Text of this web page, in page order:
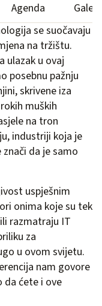
Agenda
se suočavaju
na tržištu.
ulazak u ovaj
posebnu pažnju
skrivene iza
muških
na tron
industriji koja je
da je samo
uspješnim
onima koje su tek
razmatraju IT
za
u ovom svijetu.
nam govore
da ćete i ove